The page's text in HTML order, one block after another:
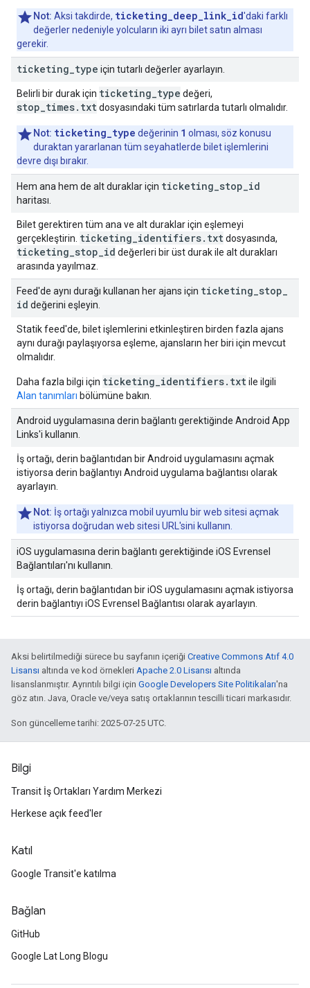
Not: Aksi takdirde, ticketing_deep_link_id'daki farklı
değerler nedeniyle yolcuların iki ayrı bilet satın alması
gerekir.
ticketing type için tutarlı değerler ayarlayın.
Belirli bir durak için ticketing_type değeri,
stop_times.txtdosyasındaki tüm satırlarda tutarlı olmalıdır.
Not: ticketing_type değerinin 1 olması, söz konusu
duraktan yararlanan tüm seyahatlerde bilet işlemlerini
devre dışı bırakır.
Hem ana hem de alt duraklar için ticketing stop id
haritası.
Bilet gerektiren tüm ana ve alt duraklar için eşlemeyi
gerçekleştirin. ticketing identifiers. txtdosyasında,
ticketing stop id değerleri bir üst durak ile alt durakları
arasında yayılmaz.
Feed'de aynı durağı kullanan her ajans için ticketing stop
id değerini eşleyin.
Statik feed'de, bilet işlemlerini etkinleştiren birden fazla ajans
aynı durağı paylaşıyorsa eşleme, ajansların her biri için mevcut
olmalıdır.
Daha fazla bilgi için ticketing_identifiers.txtile ilgili
Alan tanımları bölümüne bakın.
Android uygulamasına derin bağlantı gerektiğinde Android App
Links'i kullanın.
İş ortağı, derin bağlantıdan bir Android uygulamasını açmak
istiyorsa derin bağlantıyı Android uygulama bağlantısı olarak
ayarlayın.
Not: İş ortağı yalnızca mobil uyumlu bir web sitesi açmak
istiyorsa doğrudan web sitesi URL'sini kullanın.
iOS uygulamasına derin bağlantı gerektiğinde iOS Evrensel
Bağlantıları'nı kullanın.
İş ortağı, derin bağlantıdan bir iOS uygulamasını açmak istiyorsa
derin bağlantıyı iOS Evrensel Bağlantısı olarak ayarlayın.
Aksi belirtilmediği sürece bu sayfanın içeriği Creative Commons Atıf 4.0
Lisansı altında ve kod örnekleri Apache 2.0 Lisansı altında
lisanslanmıştır. Ayrıntılı bilgi için Google Developers Site Politikaları'na
göz atın. Java, Oracle ve/veya satış ortaklarının tescilli ticari markasıdır.
Son güncelleme tarihi: 2025-07-25 UTC.
Bilgi
Transit İş Ortakları Yardım Merkezi
Herkese açık feed'ler
Katıl
Google Transit'e katılma
Bağlan
GitHub
Google Lat Long Blogu